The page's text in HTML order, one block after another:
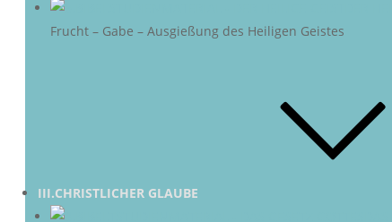
Frucht – Gabe – Ausgießung des Heiligen Geistes
III.CHRISTLICHER GLAUBE